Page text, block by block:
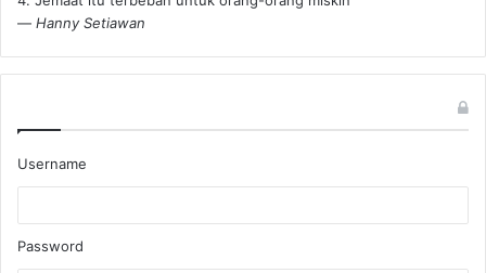
— Hanny Setiawan
Username
Password